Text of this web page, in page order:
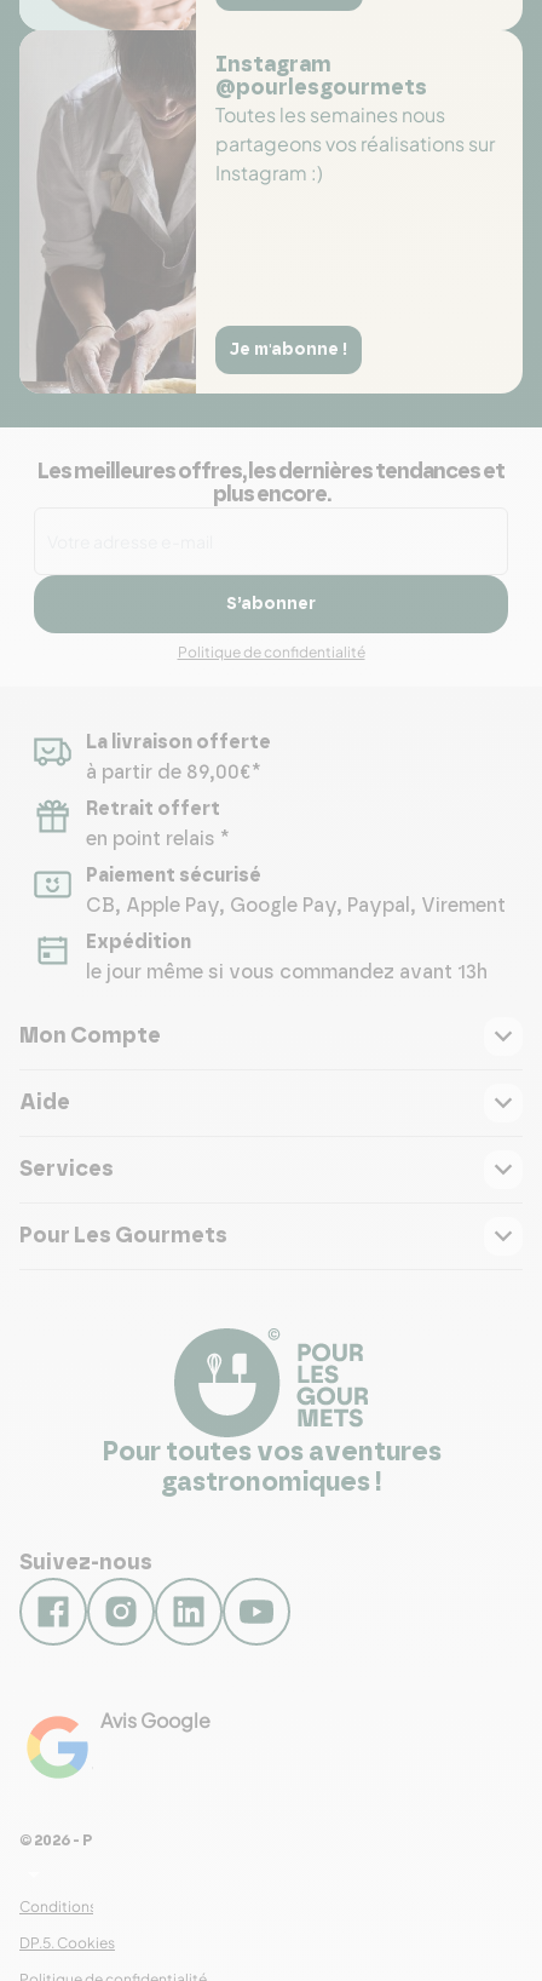
Instagram
@pourlesgourmets
Toutes les semaines nous
partageons vos réalisations sur
Instagram :)
Je m'abonne !
Les meilleures offres, les dernières tendances et
plus encore.
S’abonner
Politique de confidentialité
La livraison offerte
à partir de 89,00€*
Retrait offert
en point relais *
Paiement sécurisé
CB, Apple Pay, Google Pay, Paypal, Virement
Expédition
le jour même si vous commandez avant 13h
Mon Compte
Aide
Services
Pour Les Gourmets
Pour toutes vos aventures
gastronomiques !
Suivez-nous
Avis Google
Conditions Générales de Ventes
DP.5. Cookies
© 2026 - Pour Les Gourmets